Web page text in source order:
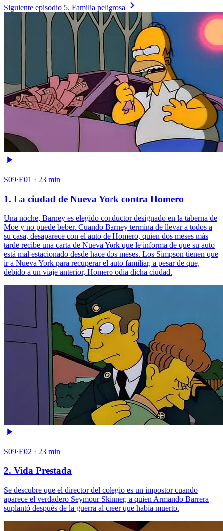
Siguiente episodio 5. Familia peligrosa
S09·E01 · 23 min
1. La ciudad de Nueva York contra Homero
Una noche, Barney es elegido conductor designado en la taberna de
Moe y no puede beber. Cuando Barney termina de llevar a todos a
su casa, desaparece con el auto de Homero, quien dos meses más
tarde recibe una carta de Nueva York que le informa de que su auto
está mal estacionado desde hace dos meses. Los Simpson tienen que
ir a Nueva York para recuperar el auto familiar, a pesar de que,
debido a un viaje anterior, Homero odia dicha ciudad.
S09·E02 · 23 min
2. Vida Prestada
Se descubre que el director del colegio es un impostor cuando
aparece el verdadero Seymour Skinner, a quien Armando Barrera
suplantó después de la guerra al creer que había muerto.